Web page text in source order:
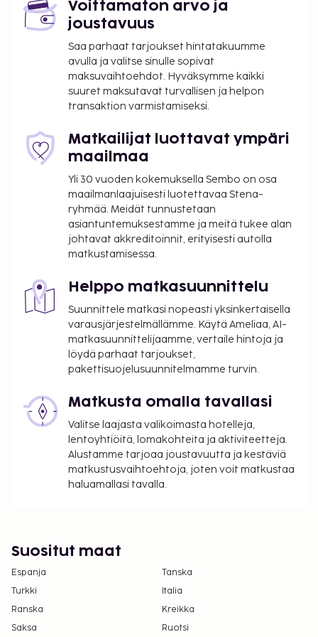
El Rey Polo Country Club - 16,2 km / 10,1 mi
Lähimmät lentokentät ovat:
Cancún, Quintana Roo (CUN-Cancúnin
kansainvälinen lentoasema) - 25,9 km / 16,1 mi
Cozumel (CZM-Cozumelin kansainvälinen
lentoasema) - 68 km / 42,2 mi
Felipe Carrillo Puerton kansainvälinen lentoasema
(TQO) - 140,8 km / 87,5 mi
Käytössäsi on ympäri vuorokauden auki oleva
matkatavarasäilytys. Palveluihin kuuluu ilmainen
valet-pysäköinti. Voit rentoutua kylpylässä, jonka
palveluihin sisältyvät muun muassa
hierontapalvelut, vartalohoidot ja kasvohoidot. Ota
rennosti hotellin 2 ulkouima-allasta. Hotellista
harrastukset: sauna ja kuntokeskus. Tämän
lomakeskuksen palveluihin kuuluu ilmainen
langaton internetyhteys, concierge-palvelut ja
hääpalvelut. Nauti ruoista lomakeskuksen
ravintolassa nimeltä Al Mare, joka on yksi
majoituspaikan 3 ravintolasta. Tämän ravintolan
kuuluu myös huonepalvelu (rajoitettuina aikoina) ja
kahvila. Käytössäsi on rantabaari ja allasbaari. Jos
mielesi tekee raikasta juotavaa, kokeile myös
palveluihin kuuvaa 3 baaria.
Majoituspaikka veloittaa seuraavat paikan päällä
100 USD
Joulupäivän (25.12.) gaalaillallinen per lapsi: 50
USD (6–17 vuotta)
Voittamaton arvo ja
joustavuus
Saa parhaat tarjoukset hintatakuumme
avulla ja valitse sinulle sopivat
maksuvaihtoehdot. Hyväksymme kaikki
suuret maksutavat turvallisen ja helpon
transaktion varmistamiseksi.
Matkailijat luottavat ympäri
maailmaa
Yli 30 vuoden kokemuksella Sembo on osa
maailmanlaajuisesti luotettavaa Stena-
ryhmää. Meidät tunnustetaan
asiantuntemuksestamme ja meitä tukee alan
johtavat akkreditoinnit, erityisesti autolla
matkustamisessa.
Helppo matkasuunnittelu
Suunnittele matkasi nopeasti yksinkertaisella
varausjärjestelmällämme. Käytä Ameliaa, AI-
matkasuunnittelijaamme, vertaile hintoja ja
löydä parhaat tarjoukset,
pakettisuojelusuunnitelmamme turvin.
Matkusta omalla tavallasi
Valitse laajasta valikoimasta hotelleja,
lentoyhtiöitä, lomakohteita ja aktiviteetteja.
Alustamme tarjoaa joustavuutta ja kestäviä
matkustusvaihtoehtoja, joten voit matkustaa
haluamallasi tavalla.
Suositut maat
Espanja
Tanska
Turkki
Italia
Ranska
Kreikka
Saksa
Ruotsi